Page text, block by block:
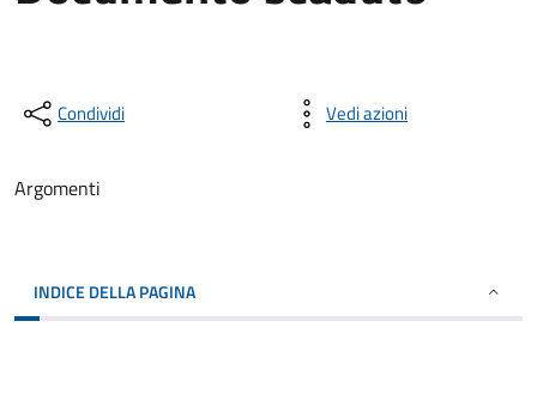
Condividi Vedi azioni
Argomenti
INDICE DELLA PAGINA